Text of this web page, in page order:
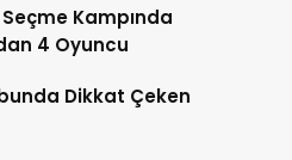
Seçme Kampında
4 Oyuncu
Dikkat Çeken